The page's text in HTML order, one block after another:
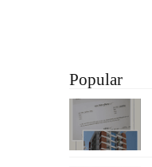
Popular